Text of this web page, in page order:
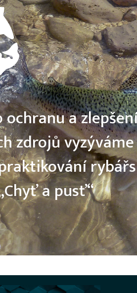
ochranu a
zdrojů
a pusť“